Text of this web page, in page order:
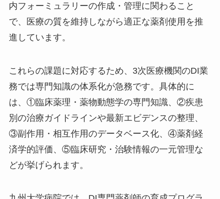
内フォーミュラリーの作成・管理に関わること
で、医療の質を維持しながら適正な薬剤使用を推
進しています。
これらの課題に対応するため、3次医療機関のDI業
務では専門知識の体系化が急務です。具体的に
は、①臨床薬理・薬物動態学の専門知識、②疾患
別の治療ガイドラインや最新エビデンスの整理、
③副作用・相互作用のデータベース化、④薬剤経
済学的評価、⑤臨床研究・治験情報の一元管理な
どが挙げられます。